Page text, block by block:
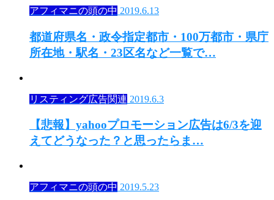
アフィマニの頭の中 2019.6.13
都道府県名・政令指定都市・100万都市・県庁
所在地・駅名・23区名など一覧で…
リスティング広告関連 2019.6.3
【悲報】yahooプロモーション広告は6/3を迎
えてどうなった？と思ったらま…
アフィマニの頭の中 2019.5.23